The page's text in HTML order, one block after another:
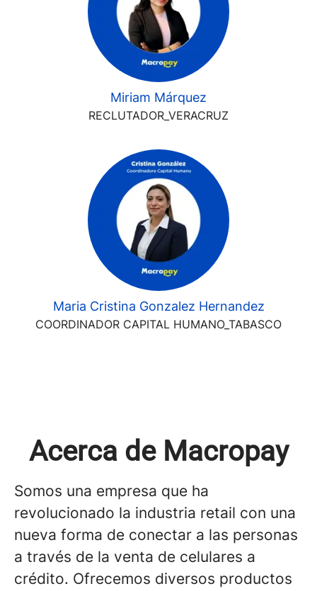
Miriam Márquez
RECLUTADOR_VERACRUZ
Maria Cristina Gonzalez Hernandez
COORDINADOR CAPITAL HUMANO_TABASCO
Acerca de Macropay
Somos una empresa que ha
revolucionado la industria retail con una
nueva forma de conectar a las personas
a través de la venta de celulares a
crédito. Ofrecemos diversos productos